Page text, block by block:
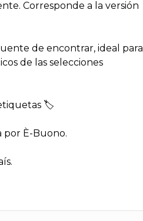
Corresponde a la versión
de encontrar, ideal para
de las selecciones
🏷
por È-Buono.